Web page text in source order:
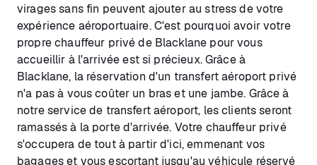
virages sans fin peuvent ajouter au stress de votre
expérience aéroportuaire. C'est pourquoi avoir votre
propre chauffeur privé de Blacklane pour vous
accueillir à l'arrivée est si précieux. Grâce à
Blacklane, la réservation d'un transfert aéroport privé
n'a pas à vous coûter un bras et une jambe. Grâce à
notre service de transfert aéroport, les clients seront
ramassés à la porte d'arrivée. Votre chauffeur privé
s'occupera de tout à partir d'ici, emmenant vos
bagages et vous escortant jusqu'au véhicule réservé